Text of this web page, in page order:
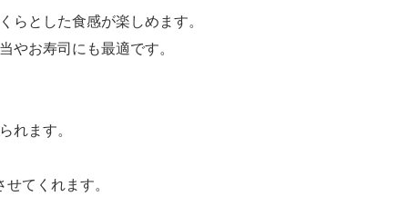
らとした食感が楽しめます。
やお寿司にも最適です。
れます。
てくれます。